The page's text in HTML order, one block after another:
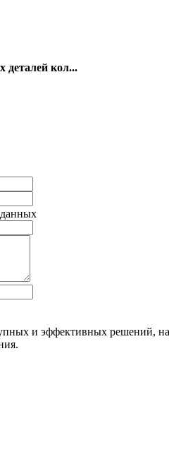
деталей кол...
данных
и эффективных решений,